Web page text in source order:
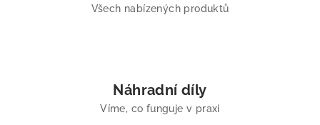
Všech nabízených produktů
Náhradní díly
Víme, co funguje v praxi